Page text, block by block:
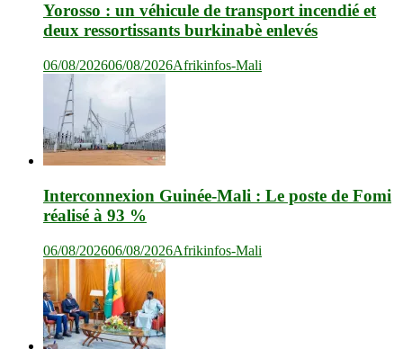
Yorosso : un véhicule de transport incendié et
deux ressortissants burkinabè enlevés
06/08/202606/08/2026Afrikinfos-Mali
Interconnexion Guinée-Mali : Le poste de Fomi
réalisé à 93 %
06/08/202606/08/2026Afrikinfos-Mali